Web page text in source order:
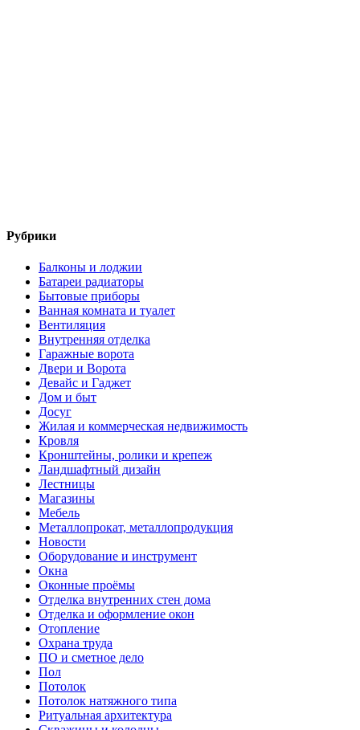
Рубрики
Балконы и лоджии
Батареи радиаторы‎
Бытовые приборы
Ванная комната и туалет
Вентиляция
Внутренняя отделка
Гаражные ворота
Двери и Ворота
Девайс и Гаджет
Дом и быт
Досуг
Жилая и коммерческая недвижимость
Кровля
Кронштейны, ролики и крепеж
Ландшафтный дизайн
Лестницы
Магазины
Мебель
Металлопрокат, металлопродукция
Новости
Оборудование и инструмент
Окна
Оконные проёмы
Отделка внутренних стен дома
Отделка и оформление окон
Отопление
Охрана труда
ПО и сметное дело
Пол
Потолок
Потолок натяжного типа
Ритуальная архитектура